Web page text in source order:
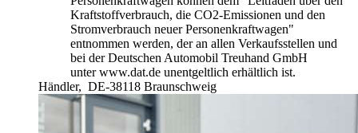
Kraftstoffverbrauch, die CO2-Emissionen und den
Stromverbrauch neuer Personenkraftwagen"
entnommen werden, der an allen Verkaufsstellen und
bei der Deutschen Automobil Treuhand GmbH
unter www.dat.de unentgeltlich erhältlich ist.
Händler, DE-38118 Braunschweig